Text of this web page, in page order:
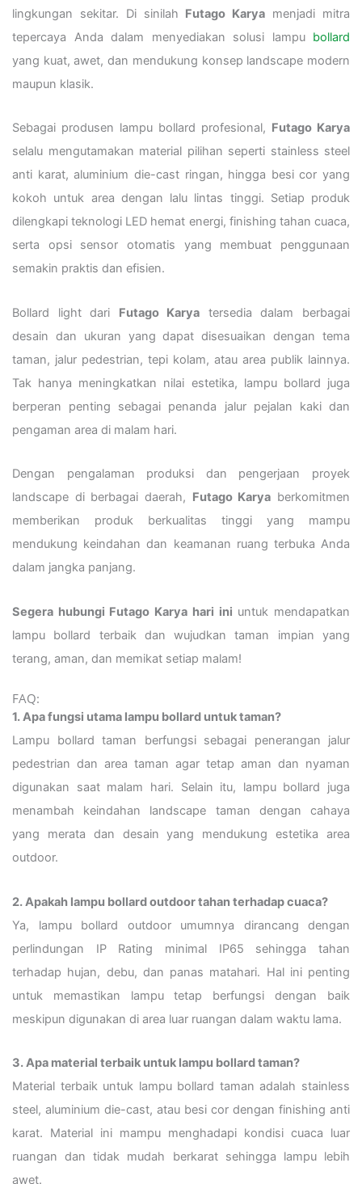
lingkungan sekitar. Di sinilah Futago Karya menjadi mitra
tepercaya Anda dalam menyediakan solusi lampu bollard
yang kuat, awet, dan mendukung konsep landscape modern
maupun klasik.
Sebagai produsen lampu bollard profesional, Futago Karya
selalu mengutamakan material pilihan seperti stainless steel
anti karat, aluminium die-cast ringan, hingga besi cor yang
kokoh untuk area dengan lalu lintas tinggi. Setiap produk
dilengkapi teknologi LED hemat energi, finishing tahan cuaca,
serta opsi sensor otomatis yang membuat penggunaan
semakin praktis dan efisien.
Bollard light dari Futago Karya tersedia dalam berbagai
desain dan ukuran yang dapat disesuaikan dengan tema
taman, jalur pedestrian, tepi kolam, atau area publik lainnya.
Tak hanya meningkatkan nilai estetika, lampu bollard juga
berperan penting sebagai penanda jalur pejalan kaki dan
pengaman area di malam hari.
Dengan pengalaman produksi dan pengerjaan proyek
landscape di berbagai daerah, Futago Karya berkomitmen
memberikan produk berkualitas tinggi yang mampu
mendukung keindahan dan keamanan ruang terbuka Anda
dalam jangka panjang.
Segera hubungi Futago Karya hari ini untuk mendapatkan
lampu bollard terbaik dan wujudkan taman impian yang
terang, aman, dan memikat setiap malam!
FAQ:
1. Apa fungsi utama lampu bollard untuk taman?
Lampu bollard taman berfungsi sebagai penerangan jalur
pedestrian dan area taman agar tetap aman dan nyaman
digunakan saat malam hari. Selain itu, lampu bollard juga
menambah keindahan landscape taman dengan cahaya
yang merata dan desain yang mendukung estetika area
outdoor.
2. Apakah lampu bollard outdoor tahan terhadap cuaca?
Ya, lampu bollard outdoor umumnya dirancang dengan
perlindungan IP Rating minimal IP65 sehingga tahan
terhadap hujan, debu, dan panas matahari. Hal ini penting
untuk memastikan lampu tetap berfungsi dengan baik
meskipun digunakan di area luar ruangan dalam waktu lama.
3. Apa material terbaik untuk lampu bollard taman?
Material terbaik untuk lampu bollard taman adalah stainless
steel, aluminium die-cast, atau besi cor dengan finishing anti
karat. Material ini mampu menghadapi kondisi cuaca luar
ruangan dan tidak mudah berkarat sehingga lampu lebih
awet.